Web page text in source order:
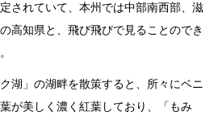
されていて、本州では中部南西部、滋
高知県と、飛び飛びで見ることのでき
湖」の湖畔を散策すると、所々にベニ
が美しく濃く紅葉しており、「もみ